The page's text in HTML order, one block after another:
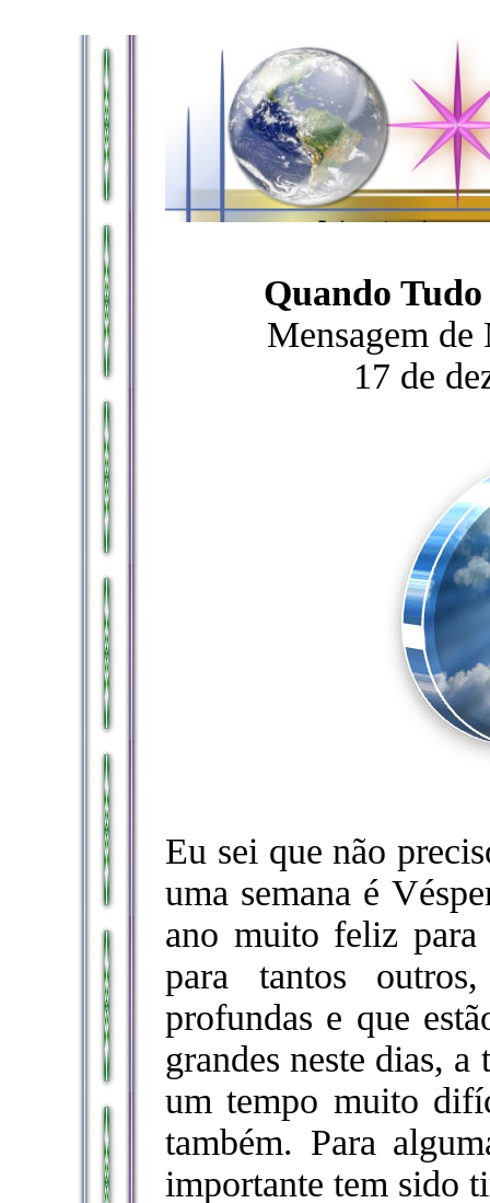
Quando
Mensagem de
17 de
Eu sei que não
uma semana é
ano muito feliz para
para tantos
profundas e que
grandes neste dias,
um tempo muito
também. Para
importante tem sido